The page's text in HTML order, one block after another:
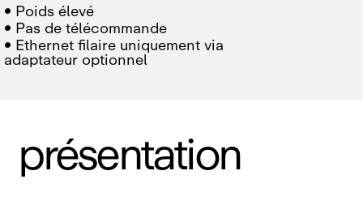
 Poids élevé
 Pas de télécommande
 Ethernet filaire uniquement via
adaptateur optionnel
présentation